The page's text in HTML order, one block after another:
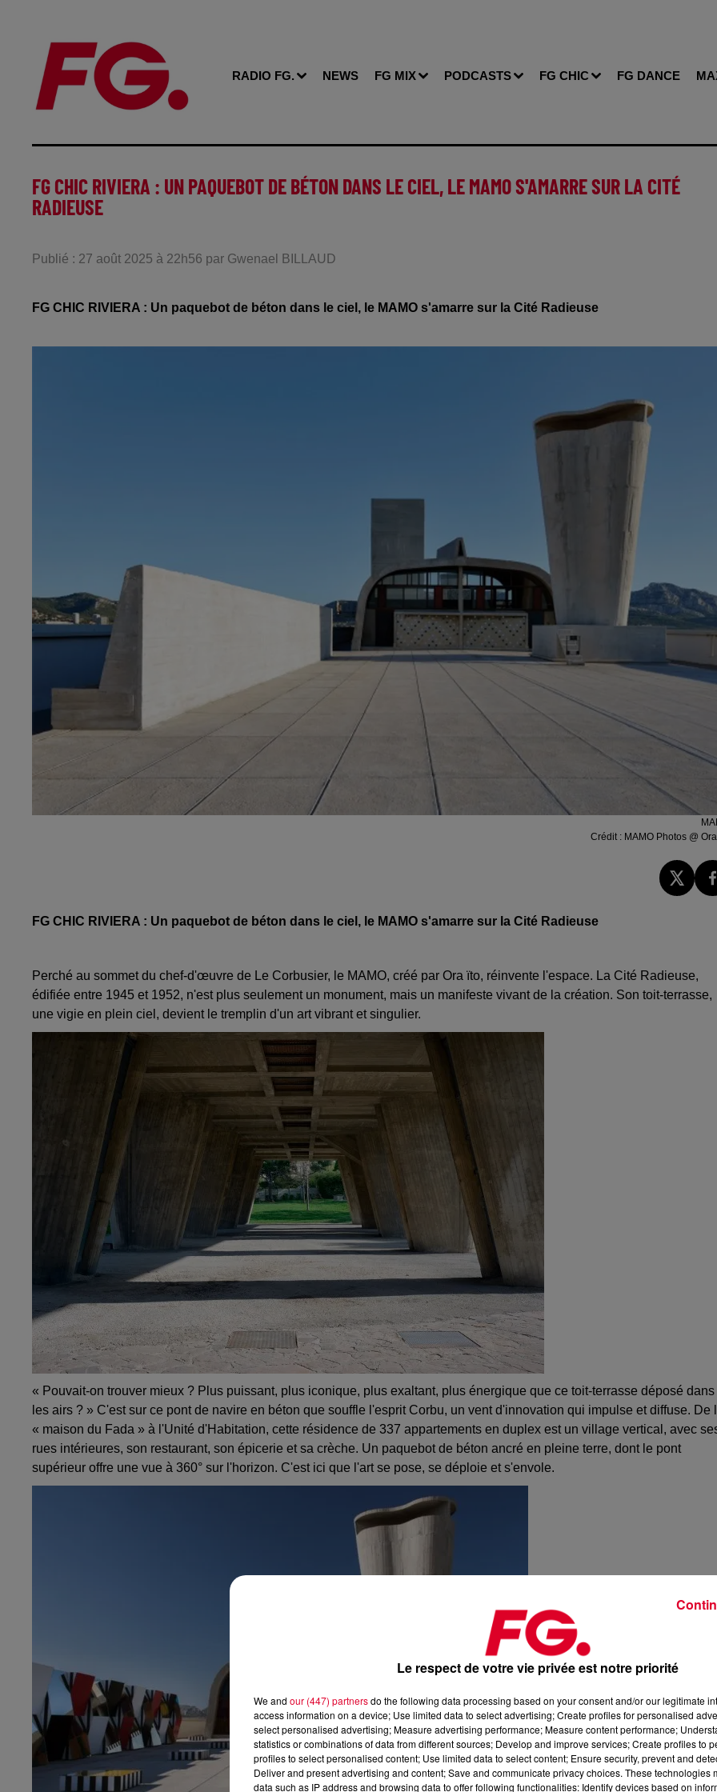
RADIO FG. NEWS FG MIX PODCASTS FG CHIC FG DANCE
FG CHIC RIVIERA : UN PAQUEBOT DE BÉTON DANS LE CIEL, LE MAMO S'AMARRE SUR LA CITÉ
RADIEUSE
Publié : 27 août 2025 à 22h56 par Gwenael BILLAUD
FG CHIC RIVIERA : Un paquebot de béton dans le ciel, le MAMO s'amarre sur la Cité Radieuse
Crédit : MAMO Photos @
FG CHIC RIVIERA : Un paquebot de béton dans le ciel, le MAMO s'amarre sur la Cité Radieuse
Perché au sommet du chef-d'œuvre de Le Corbusier, le MAMO, créé par Ora ïto, réinvente l'espace. La Cité Radieuse,
édifiée entre 1945 et 1952, n'est plus seulement un monument, mais un manifeste vivant de la création. Son toit-terrasse,
une vigie en plein ciel, devient le tremplin d'un art vibrant et singulier.
« Pouvait-on trouver mieux ? Plus puissant, plus iconique, plus exaltant, plus énergique que ce toit-terrasse déposé dans
les airs ? » C'est sur ce pont de navire en béton que souffle l'esprit Corbu, un vent d'innovation qui impulse et diffuse. De
« maison du Fada » à l'Unité d'Habitation, cette résidence de 337 appartements en duplex est un village vertical, avec
rues intérieures, son restaurant, son épicerie et sa crèche. Un paquebot de béton ancré en pleine terre, dont le pont
supérieur offre une vue à 360° sur l'horizon. C'est ici que l'art se pose, se déploie et s'envole.
Le respect de votre vie privée est notre priorité
We and our (447) partnersdo the following data processing based on your consent and/or our legitimate
access information on a device; Use limited data to select advertising; Create profiles for personalised
select personalised advertising; Measure advertising performance; Measure content performance;
statistics or combinations of data from different sources; Develop and improve services; Create profiles to
profiles to select personalised content; Use limited data to select content; Ensure security, prevent and
Deliver and present advertising and content; Save and communicate privacy choices. These technologies
data such as IP address and browsing data to offer following functionalities: Identify devices based on